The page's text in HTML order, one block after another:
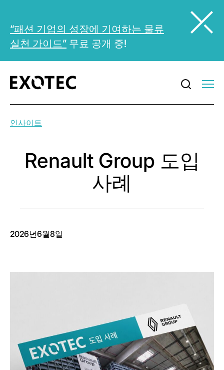
“패션 기업의 성장에 기여하는 물류
실천 가이드” 무료 공개 중!
인사이트
Renault Group 도입
사례
2026년6월8일